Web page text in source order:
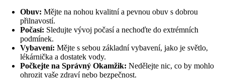
Obuv: Mějte na nohou kvalitní a pevnou obuv s dobrou
přilnavostí.
Počasí: Sledujte vývoj počasí a nechoďte do extrémních
podmínek.
Vybavení: Mějte s sebou základní vybavení, jako je světlo,
lékárnička a dostatek vody.
Počkejte na Správný Okamžik: Nedělejte nic, co by mohlo
ohrozit vaše zdraví nebo bezpečnost.